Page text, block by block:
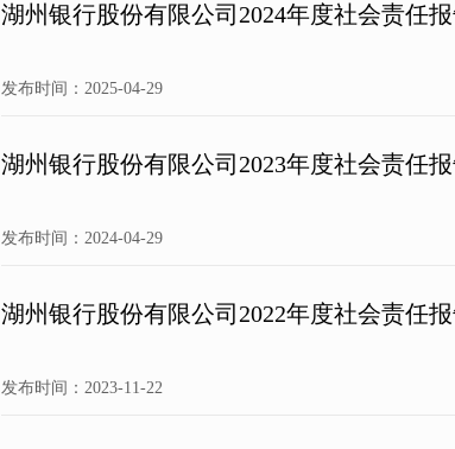
湖州银行股份有限公司2024年度社会责任
发布时间：2025-04-29
湖州银行股份有限公司2023年度社会责任
发布时间：2024-04-29
湖州银行股份有限公司2022年度社会责任
发布时间：2023-11-22